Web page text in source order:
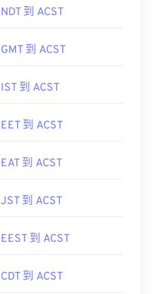
NDT 到 ACST
GMT 到 ACST
IST 到 ACST
EET 到 ACST
EAT 到 ACST
JST 到 ACST
EEST 到 ACST
CDT 到 ACST